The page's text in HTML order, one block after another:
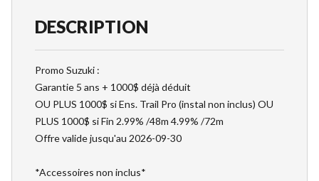
DESCRIPTION
Promo Suzuki :
Garantie 5 ans + 1000$ déjà déduit
OU PLUS 1000$ si Ens. Trail Pro (instal non inclus) OU
PLUS 1000$ si Fin 2.99% /48m 4.99% /72m
Offre valide jusqu'au 2026-09-30
*Accessoires non inclus*